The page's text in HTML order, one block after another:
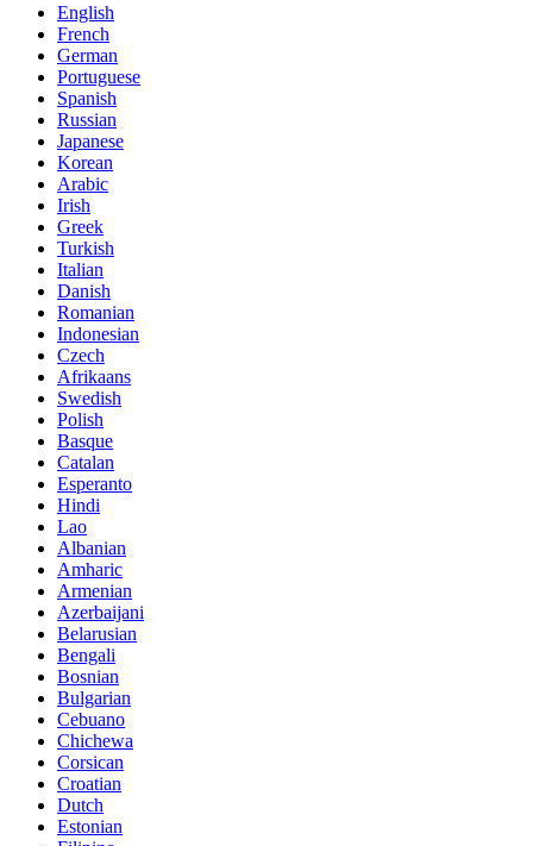
English
French
German
Portuguese
Spanish
Russian
Japanese
Korean
Arabic
Irish
Greek
Turkish
Italian
Danish
Romanian
Indonesian
Czech
Afrikaans
Swedish
Polish
Basque
Catalan
Esperanto
Hindi
Lao
Albanian
Amharic
Armenian
Azerbaijani
Belarusian
Bengali
Bosnian
Bulgarian
Cebuano
Chichewa
Corsican
Croatian
Dutch
Estonian